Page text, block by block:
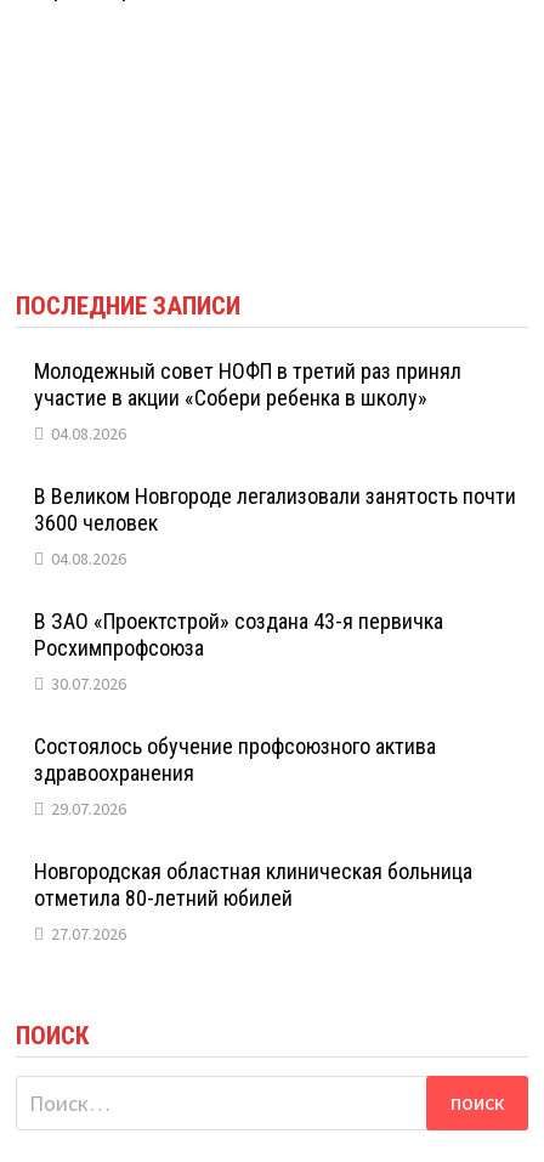
ПОСЛЕДНИЕ ЗАПИСИ
Молодежный совет НОФП в третий раз принял
участие в акции «Собери ребенка в школу»
04.08.2026
В Великом Новгороде легализовали занятость почти
3600 человек
04.08.2026
В ЗАО «Проектстрой» создана 43-я первичка
Росхимпрофсоюза
30.07.2026
Состоялось обучение профсоюзного актива
здравоохранения
29.07.2026
Новгородская областная клиническая больница
отметила 80-летний юбилей
27.07.2026
ПОИСК
Найти: